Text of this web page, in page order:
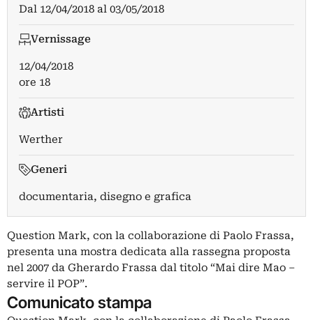
Dal 12/04/2018 al 03/05/2018
Vernissage
12/04/2018
ore 18
Artisti
Werther
Generi
documentaria, disegno e grafica
Question Mark, con la collaborazione di Paolo Frassa,
presenta una mostra dedicata alla rassegna proposta
nel 2007 da Gherardo Frassa dal titolo “Mai dire Mao –
servire il POP”.
Comunicato stampa